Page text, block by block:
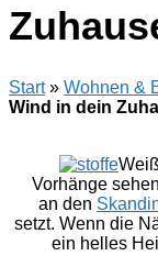
Start» Wohnen &
Wind in dein
Vorhänge
an den
setzt. Wenn die
ein helles